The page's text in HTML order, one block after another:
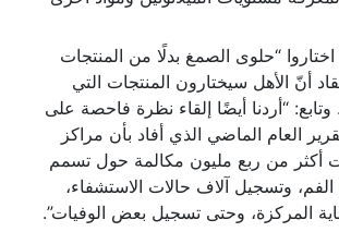
“حلوى الصمغ بدلًا من المنتجات
أنّ الأهل سيختارون المنتجات التي
وتابع: “أردنا أيضًا إلقاء نظرة فاحصة على
العام الماضي الذي أفاد بأن مراكز
أكثر من ربع مليون مكالمة حول تسمم
وتسجيل آلاف حالات الاستشفاء،
المركزة، وحتى تسجيل بعض الوفيات”.